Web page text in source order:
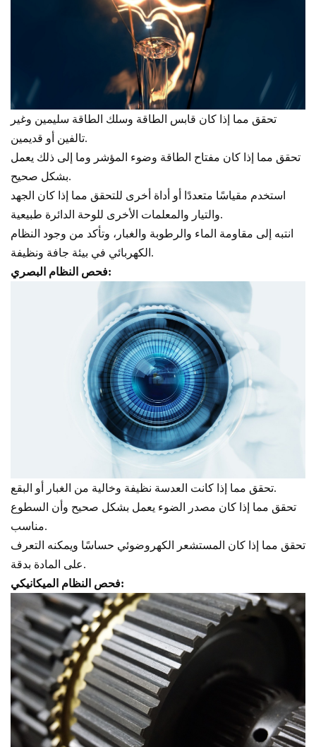
تحقق مما إذا كان قابس الطاقة وسلك الطاقة سليمين وغير
تالفين أو قديمين.
تحقق مما إذا كان مفتاح الطاقة وضوء المؤشر وما إلى ذلك يعمل
بشكل صحيح.
استخدم مقياسًا متعددًا أو أداة أخرى للتحقق مما إذا كان الجهد
والتيار والمعلمات الأخرى للوحة الدائرة طبيعية.
انتبه إلى مقاومة الماء والرطوبة والغبار، وتأكد من وجود النظام
الكهربائي في بيئة جافة ونظيفة.
فحص النظام البصري:
تحقق مما إذا كانت العدسة نظيفة وخالية من الغبار أو البقع.
تحقق مما إذا كان مصدر الضوء يعمل بشكل صحيح وأن السطوع
مناسب.
تحقق مما إذا كان المستشعر الكهروضوئي حساسًا ويمكنه التعرف
على المادة بدقة.
فحص النظام الميكانيكي: